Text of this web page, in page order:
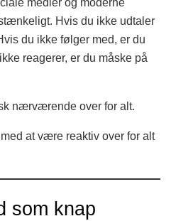
medier og moderne
Hvis du ikke udtaler
du ikke følger med, er du
reagerer, er du måske på
nærværende over for alt.
at være reaktiv over for alt
som knap